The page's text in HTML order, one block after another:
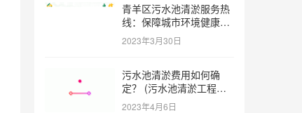
青羊区污水池清淤服务热
线：保障城市环境健康和
可持续发展。 (青羊区污
水池清淤服务热线)
2023年3月30日
污水池清淤费用如何确
定？ (污水池清淤工程价
格多少)
2023年4月6日